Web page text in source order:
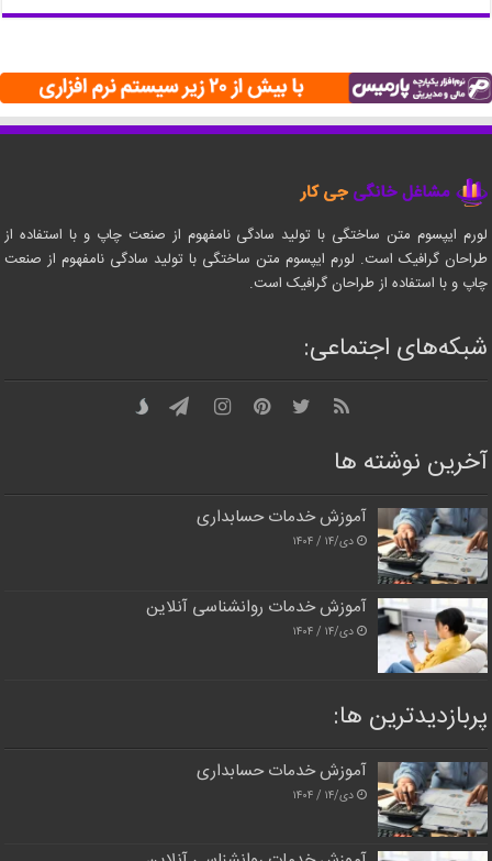
لورم ایپسوم متن ساختگی با تولید سادگی نامفهوم از صنعت چاپ و با استفاده از
طراحان گرافیک است. لورم ایپسوم متن ساختگی با تولید سادگی نامفهوم از صنعت
چاپ و با استفاده از طراحان گرافیک است.
شبکه‌های اجتماعی:
آخرین نوشته ها
آموزش خدمات حسابداری
دی/۱۴ / ۱۴۰۴
آموزش خدمات روانشناسی آنلاین
دی/۱۴ / ۱۴۰۴
پربازدیدترین‌ ها:
آموزش خدمات حسابداری
دی/۱۴ / ۱۴۰۴